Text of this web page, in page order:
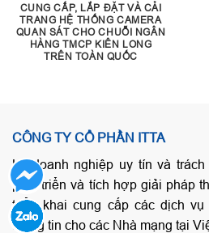
CUNG CẤP, LẮP ĐẶT VÀ CẢI
TRANG HỆ THỐNG CAMERA
QUAN SÁT CHO CHUỖI NGÂN
HÀNG TMCP KIÊN LONG
TRÊN TOÀN QUỐC
CÔNG TY CỔ PHẦN ITTA
Là doanh nghiệp uy tín và
phát triển và tích hợp giải pháp
triển khai cung cấp các dịch
thông tin cho các Nhà mạng tại